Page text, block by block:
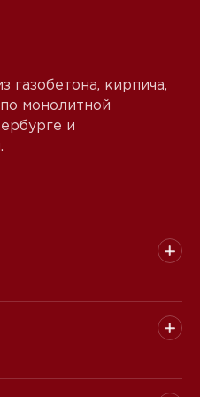
газобетона, кирпича,
монолитной
и
персональных данных
сполитикой
данных .
стоимость